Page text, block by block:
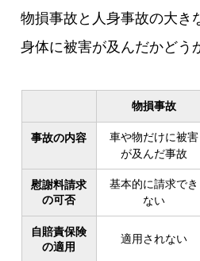
物損事故と人身事故の大き
身体に被害が及んだかどう
物損事故
事故の内容
車や物だけに被害
が及んだ事故
慰謝料請求
の可否
基本的に請求でき
ない
自賠責保険
の適用
適用されない